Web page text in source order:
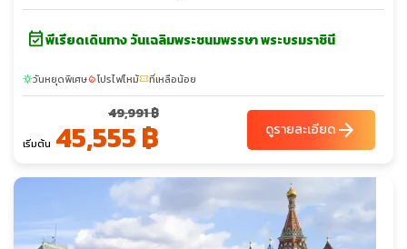
event_availableพีเรียดเดินทาง วันเฉลิมพระชนมพรรษา พระบรมราชินี
sunnyวันหยุดพิเศษlocal_fire_departmentโปรไฟไหม้confirmation_numberที่เหลือน้อย
เริ่มต้น
49,991 ฿
45,555 ฿ ดูรายละเอียดarrow_forward